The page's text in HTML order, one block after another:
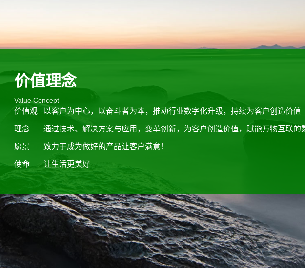
价值理念
Value Concept
价值观 以客户为中心，以奋斗者为本，推动行业数字化升级，持续为客户创造价值
理念 通过技术、解决方案与应用，变革创新，为客户创造价值，赋能万物互联的
愿景 致力于成为做好的产品让客户满意！
使命 让生活更美好